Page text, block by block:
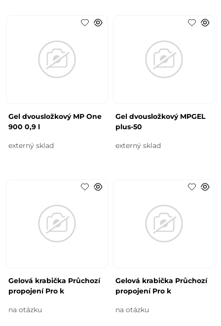
Gel dvousložkový MP One
900 0,9 l
externý sklad
Gel dvousložkový MPGEL
plus-50
externý sklad
Gelová krabička Průchozí
propojení Pro k
na otázku
Gelová krabička Průchozí
propojení Pro k
na otázku